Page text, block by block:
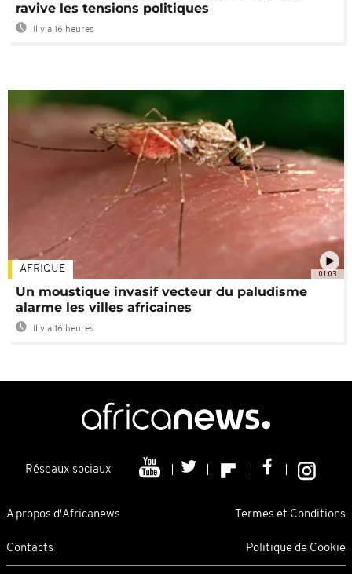
ravive les tensions politiques
Il y a 16 heures
01:03
AFRIQUE
Un moustique invasif vecteur du paludisme
alarme les villes africaines
Il y a 16 heures
Réseaux sociaux
A propos d'Africanews Termes et Conditions
Contacts Politique de Cookie